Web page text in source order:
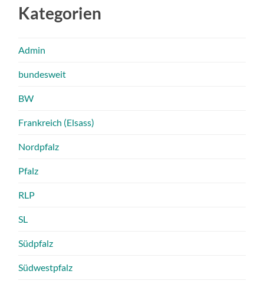
Kategorien
Admin
bundesweit
BW
Frankreich (Elsass)
Nordpfalz
Pfalz
RLP
SL
Südpfalz
Südwestpfalz